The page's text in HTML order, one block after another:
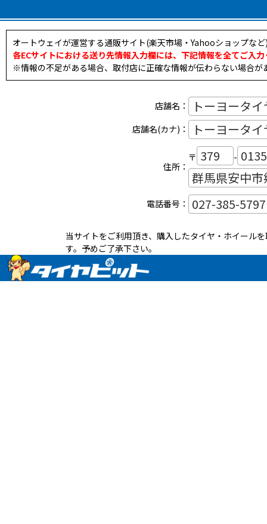
オートウェイが運営する通販サイト(楽天市場・Yahooショップな
各ECサイトにおける送り先情報入力欄には、下記情報を全てご入
※情報の不足がある場合、取付店に正確な情報が伝わらない場合が
店舗名：
店舗名(カナ)：
住所：
〒 -
電話番号：
当サイトをご利用頂き、購入したタイヤ・ホイール
す。予めご了承下さい。